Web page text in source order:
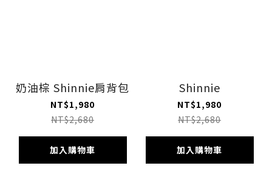
奶油棕 Shinnie肩背包
NT$1,980
NT$2,680
加入購物車
Shinnie
NT$1,980
NT$2,680
加入購物車